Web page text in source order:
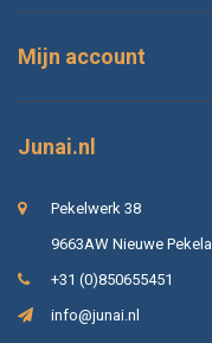
Mijn account
Junai.nl
Pekelwerk 38
9663AW Nieuwe Pekela
+31 (0)850655451
info@junai.nl